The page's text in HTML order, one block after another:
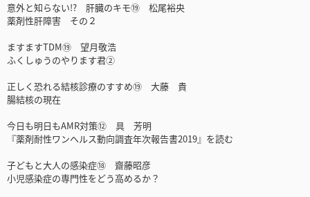
意外と知らない!? 肝臓のキモ⑲ 松尾裕央
薬剤性肝障害 その２
ますますTDM⑲ 望月敬浩
ふくしゅうのやります君②
正しく恐れる結核診療のすすめ⑲ 大藤 貴
腸結核の現在
今日も明日もAMR対策⑫ 具 芳明
『薬剤耐性ワンヘルス動向調査年次報告書2019』を読む
子どもと大人の感染症⑱ 齋藤昭彦
小児感染症の専門性をどう高めるか？